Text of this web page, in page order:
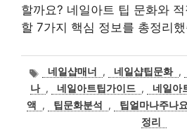
할까요? 네일아트 팁 문화와
할 7가지 핵심 정보를 총정리
태네일샵매너 , 네일샵팁문화 ,
나 , 네일아트팁가이드 , 네일아
액
, 팁문화분석 , 팁얼마나주나요
정리